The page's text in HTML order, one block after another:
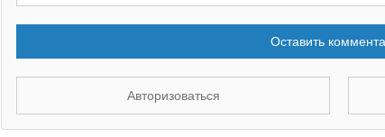
Оставить
Авторизоваться